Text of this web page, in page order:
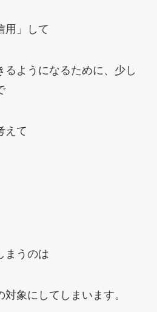
用」して
るようになるために、少し
えて
まうのは
象にしてしまいます。